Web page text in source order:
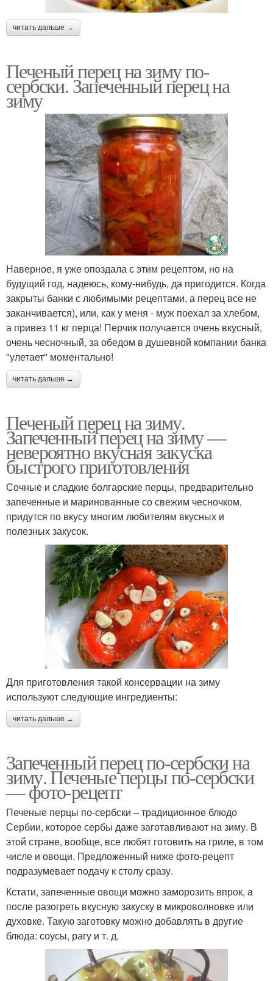
читать дальше →
Печеный перец на зиму по-
сербски. Запеченный перец на
зиму
Наверное, я уже опоздала с этим рецептом, но на
будущий год, надеюсь, кому-нибудь, да пригодится. Когда
закрыты банки с любимыми рецептами, а перец все не
заканчивается), или, как у меня - муж поехал за хлебом,
а привез 11 кг перца! Перчик получается очень вкусный,
очень чесночный, за обедом в душевной компании банка
"улетает" моментально!
читать дальше →
Печеный перец на зиму.
Запеченный перец на зиму —
невероятно вкусная закуска
быстрого приготовления
Сочные и сладкие болгарские перцы, предварительно
запеченные и маринованные со свежим чесночком,
придутся по вкусу многим любителям вкусных и
полезных закусок.
Для приготовления такой консервации на зиму
используют следующие ингредиенты:
читать дальше →
Запеченный перец по-сербски на
зиму. Печеные перцы по-сербски
— фото-рецепт
Печеные перцы по-сербски – традиционное блюдо
Сербии, которое сербы даже заготавливают на зиму. В
этой стране, вообще, все любят готовить на гриле, в том
числе и овощи. Предложенный ниже фото-рецепт
подразумевает подачу к столу сразу.
Кстати, запеченные овощи можно заморозить впрок, а
после разогреть вкусную закуску в микроволновке или
духовке. Такую заготовку можно добавлять в другие
блюда: соусы, рагу и т. д.